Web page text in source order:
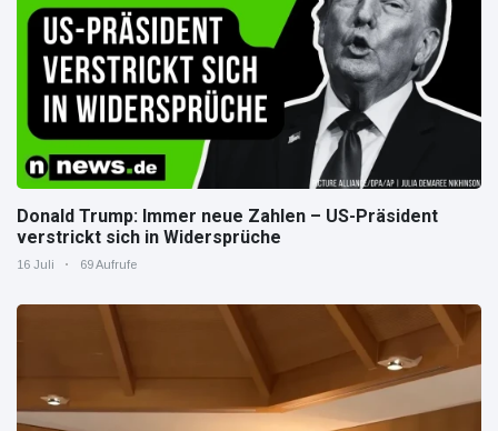
Donald Trump: Immer neue Zahlen – US-Präsident
verstrickt sich in Widersprüche
16 Juli 69 Aufrufe